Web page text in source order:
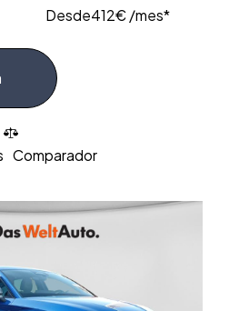
Desde412€ /mes*
Comparador